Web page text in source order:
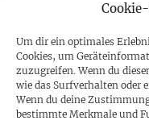
Um dir ein optimales
Cookies, um
zuzugreifen. Wenn du
wie das Surfverhalten oder
Wenn du deine
bestimmte Merkmale und